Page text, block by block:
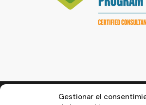
Gestionar el
© La Servilleta - El Blog de Paco Prieto